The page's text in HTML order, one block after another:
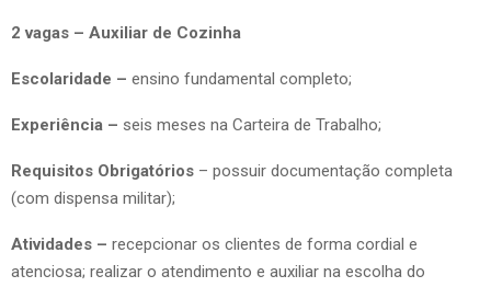
2 vagas – Auxiliar de Cozinha
Escolaridade – ensino fundamental completo;
Experiência – seis meses na Carteira de Trabalho;
Requisitos Obrigatórios – possuir documentação completa
(com dispensa militar);
Atividades – recepcionar os clientes de forma cordial e
atenciosa; realizar o atendimento e auxiliar na escolha do